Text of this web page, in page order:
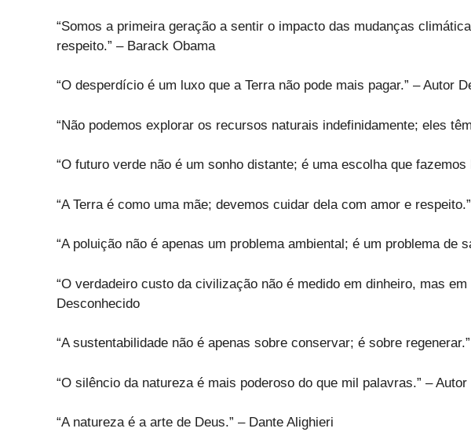
“Somos a primeira geração a sentir o impacto das mudanças
respeito.” – Barack Obama
“O desperdício é um luxo que a Terra não pode mais pagar.” – Autor
“Não podemos explorar os recursos naturais indefinidamente; eles
“O futuro verde não é um sonho distante; é uma escolha que
“A Terra é como uma mãe; devemos cuidar dela com amor e
“A poluição não é apenas um problema ambiental; é um problema de
“O verdadeiro custo da civilização não é medido em dinheiro, mas
Desconhecido
“A sustentabilidade não é apenas sobre conservar; é sobre
“O silêncio da natureza é mais poderoso do que mil palavras.” –
“A natureza é a arte de Deus.” – Dante Alighieri